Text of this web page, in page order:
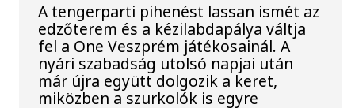
A tengerparti pihenést lassan ismét az
edzőterem és a kézilabdapálya váltja
fel a One Veszprém játékosainál. A
nyári szabadság utolsó napjai után
már újra együtt dolgozik a keret,
miközben a szurkolók is egyre